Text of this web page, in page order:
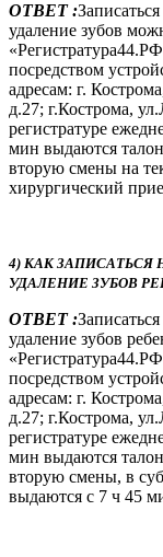
ОТВЕТ :
удаление зубов
посредством
адресам: г.
д.27; г.Кострома,
регистратуре
мин выдаются
вторую смены на
хирургический
4) КАК ЗАПИСАТЬСЯ
УДАЛЕНИЕ ЗУБОВ
ОТВЕТ :
удаление зубов
посредством
адресам: г.
д.27; г.Кострома,
регистратуре
мин выдаются
вторую смены, в
выдаются с 7 ч 45